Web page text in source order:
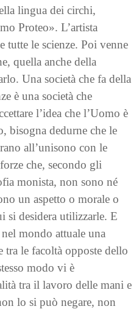
lingua dei circhi,
Proteo». L’artista
tutte le scienze. Poi venne
quella anche della
Una società che fa della
è una società che
l’idea che l’Uomo è
bisogna dedurne che le
all’unisono con le
che, secondo gli
monista, non sono né
un aspetto o morale o
si desidera utilizzarle. E
mondo attuale una
le facoltà opposte dello
modo vi è
tra il lavoro delle mani e
lo si può negare, non